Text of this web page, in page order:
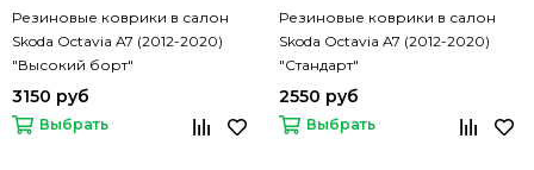
Резиновые коврики в салон
Skoda Octavia A7 (2012-2020)
"Высокий борт"
3150 руб
Выбрать
Резиновые коврики в салон
Skoda Octavia A7 (2012-2020)
"Стандарт"
2550 руб
Выбрать